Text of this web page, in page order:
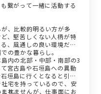
繋がって一緒に活動する
、比較的明るい方が多
、堅苦しくない人柄が特
、風通しの良い環境だと
の豊かな暮らし。
内の北部・中部・南部の3
宮古島や石垣島への異動
垣島に行くとなると引っ
宅を持っているので、安
す。
れませんが、仕事面にお